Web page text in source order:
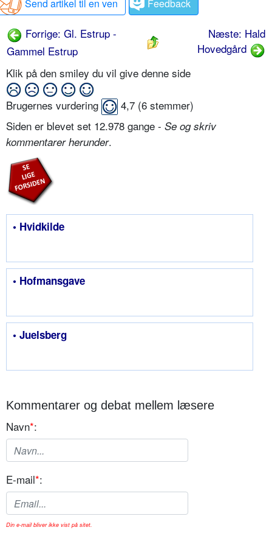
Send artikel til en ven
Feedback
Forrige: Gl. Estrup -
Gammel Estrup
Næste: Hald
Hovedgård
Klik på den smiley du vil give denne side
Brugernes vurdering 4,7 (6 stemmer)
Siden er blevet set 12.978 gange - Se og skriv
kommentarer herunder.
• Hvidkilde
• Hofmansgave
• Juelsberg
Kommentarer og debat mellem læsere
Navn*:
E-mail*:
Din e-mail bliver ikke vist på sitet.